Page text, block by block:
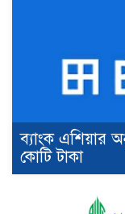
ব্যাংক এশিয়ার
কোটি টাকা